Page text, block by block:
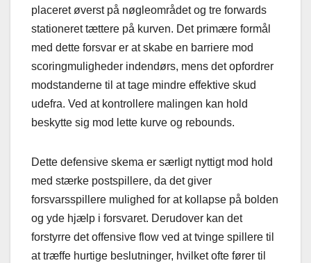
placeret øverst på nøgleområdet og tre forwards
stationeret tættere på kurven. Det primære formål
med dette forsvar er at skabe en barriere mod
scoringmuligheder indendørs, mens det opfordrer
modstanderne til at tage mindre effektive skud
udefra. Ved at kontrollere malingen kan hold
beskytte sig mod lette kurve og rebounds.
Dette defensive skema er særligt nyttigt mod hold
med stærke postspillere, da det giver
forsvarsspillere mulighed for at kollapse på bolden
og yde hjælp i forsvaret. Derudover kan det
forstyrre det offensive flow ved at tvinge spillere til
at træffe hurtige beslutninger, hvilket ofte fører til